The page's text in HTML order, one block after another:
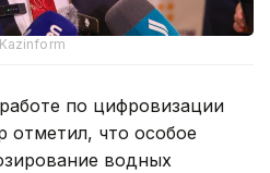
по цифровизации
отметил, что особое
водных